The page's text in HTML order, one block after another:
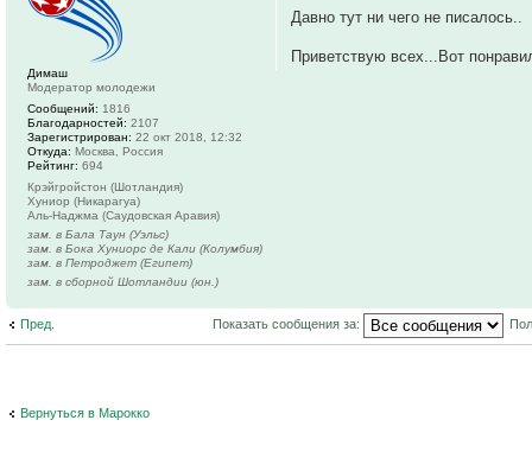
Давно тут ни чего не писалось..
Приветствую всех...Вот
Димаш
Модератор молодежи
Сообщений: 1816
Благодарностей: 2107
Зарегистрирован: 22 окт 2018, 12:32
Откуда: Москва, Россия
Рейтинг: 694
Крэйгройстон (Шотландия)
Хуниор (Никарагуа)
Аль-Наджма (Саудовская Аравия)
зам. в Бала Таун (Уэльс)
зам. в Бока Хуниорс де Кали (Колумбия)
зам. в Петроджет (Египет)
зам. в сборной Шотландии (юн.)
Пред. Показать сообщения за:
Вернуться в Марокко